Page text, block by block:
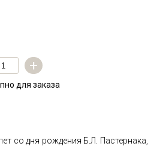
+
для заказа
со дня рождения Б.Л. Пастернака,